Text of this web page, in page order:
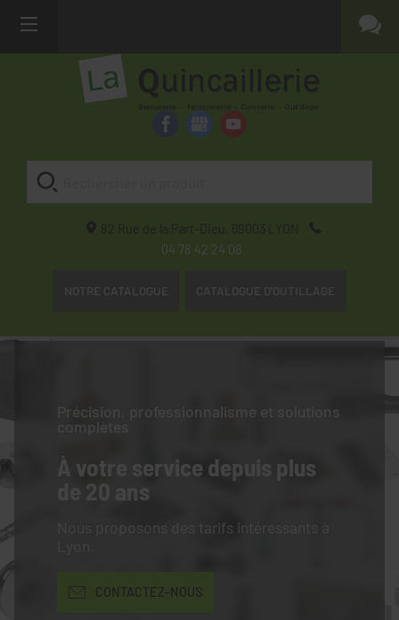
82 Rue de la Part-Dieu, 69003
LYON
04 78 42 24 08
NOTRE CATALOGUE CATALOGUE D'OUTILLAGE
Précision, professionnalisme et solutions
complètes
À votre service depuis plus
de 20 ans
Nous proposons des tarifs intéressants à
CONTACTEZ-NOUS